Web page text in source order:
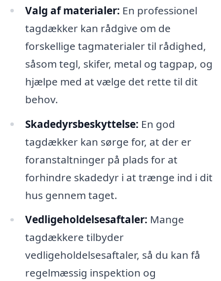
Valg af materialer: En professionel
tagdækker kan rådgive om de
forskellige tagmaterialer til rådighed,
såsom tegl, skifer, metal og tagpap, og
hjælpe med at vælge det rette til dit
behov.
Skadedyrsbeskyttelse: En god
tagdækker kan sørge for, at der er
foranstaltninger på plads for at
forhindre skadedyr i at trænge ind i dit
hus gennem taget.
Vedligeholdelsesaftaler: Mange
tagdækkere tilbyder
vedligeholdelsesaftaler, så du kan få
regelmæssig inspektion og